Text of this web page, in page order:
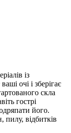
із
очі і зберігає
скла
гострі
його.
відбитків